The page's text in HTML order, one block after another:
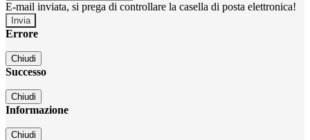
E-mail inviata, si prega di controllare la casella di posta elettronica!
Errore
Chiudi
Successo
Chiudi
Informazione
Chiudi